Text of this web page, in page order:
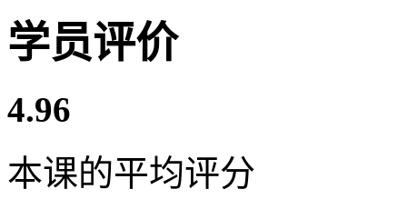
学员评价
4.96
本课的平均评分